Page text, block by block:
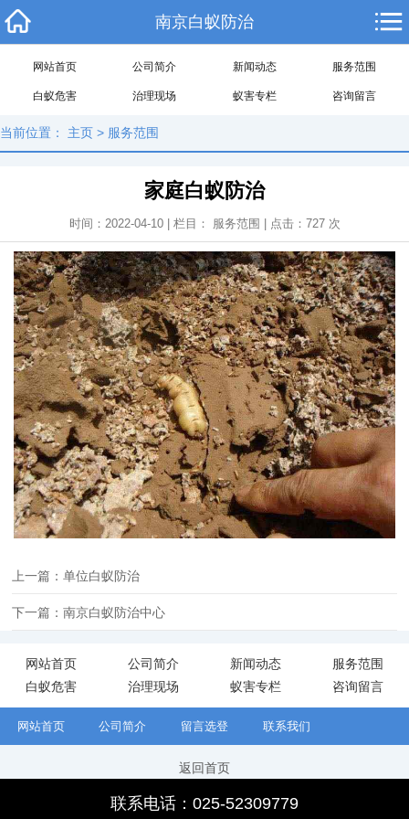
南京白蚁防治
网站首页 公司简介 新闻动态 服务范围
白蚁危害 治理现场 蚁害专栏 咨询留言
当前位置： 主页 > 服务范围
家庭白蚁防治
时间：2022-04-10 | 栏目： 服务范围 | 点击： 727 次
上一篇：单位白蚁防治
下一篇：南京白蚁防治中心
网站首页 公司简介 新闻动态
服务范围
白蚁危害
治理现场 蚁害专栏 咨询留言
网站首页 公司简介 留言选登 联系我们
返回首页
备案号：
联系电话：025-52309779